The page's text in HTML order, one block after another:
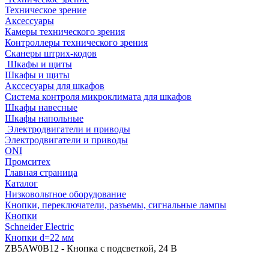
Техническое зрение
Аксессуары
Камеры технического зрения
Контроллеры технического зрения
Сканеры штрих-кодов
Шкафы и щиты
Шкафы и щиты
Акссесуары для шкафов
Система контроля микроклимата для шкафов
Шкафы навесные
Шкафы напольные
Электродвигатели и приводы
Электродвигатели и приводы
ONI
Промситех
Главная страница
Каталог
Низковольтное оборудование
Кнопки, переключатели, разъемы, сигнальные лампы
Кнопки
Schneider Electric
Кнопки d=22 мм
ZB5AW0B12 - Кнопка с подсветкой, 24 В